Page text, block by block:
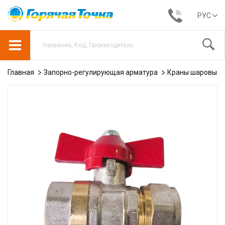
РУС
Главная Запорно-регулирующая арматура Краны шаровые